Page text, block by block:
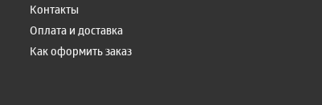
Контакты
Оплата и доставка
Как оформить заказ